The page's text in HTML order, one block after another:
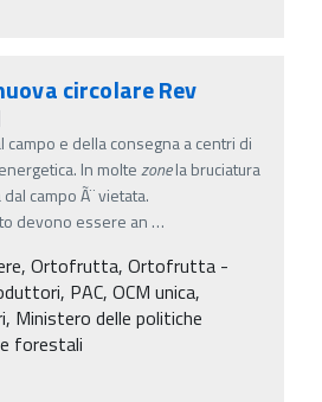
circolare Rev
campo e della consegna a centri di
In moltezonela bruciatura
campo Ã¨ vietata.
devono essere an …
Ortofrutta, Ortofrutta -
PAC, OCM unica,
Ministero delle politiche
forestali